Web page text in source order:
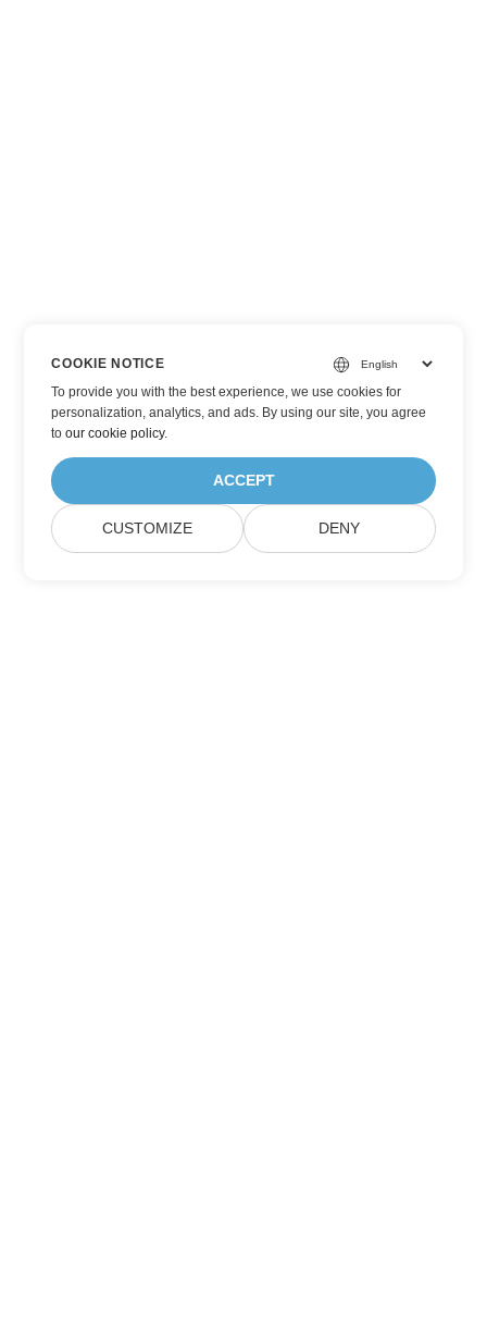
COOKIE NOTICE
To provide you with the best experience, we use cookies for
personalization, analytics, and ads. By using our site, you agree
toour cookie policy.
ACCEPT
CUSTOMIZE DENY